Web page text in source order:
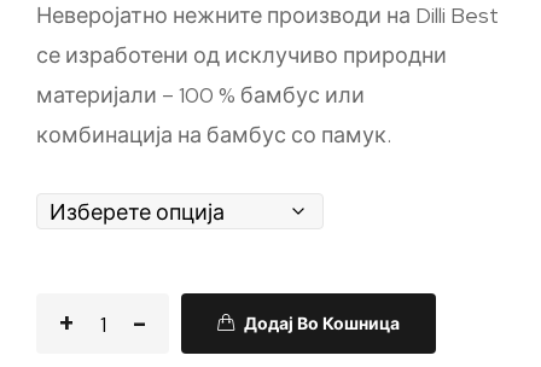
Неверојатно нежните производи на Dilli Best
се изработени од исклучиво природни
материјали – 100 % бамбус или
комбинација на бамбус со памук.
Додај Во Кошница